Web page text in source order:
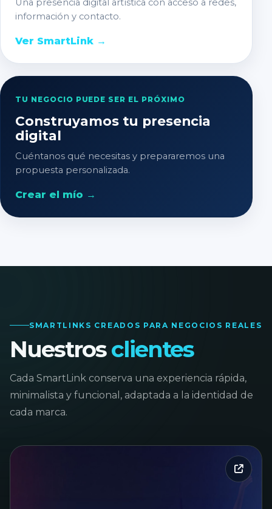
información y contacto.
Ver SmartLink →
TU NEGOCIO PUEDE SER EL PRÓXIMO
Construyamos tu presencia
digital
Cuéntanos qué necesitas y prepararemos una
propuesta personalizada.
Crear el mío →
SMARTLINKS CREADOS PARA NEGOCIOS REALES
Nuestrosclientes
Cada SmartLink conserva una experiencia rápida,
minimalista y funcional, adaptada a la identidad de
cada marca.